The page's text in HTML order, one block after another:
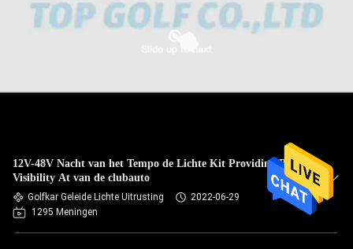
12V-48V Nacht van het Tempo de Lichte Kit Providing Better
Visibility At van de clubauto
Golfkar Geleide Lichte Uitrusting
2022-06-29
1295 Meningen